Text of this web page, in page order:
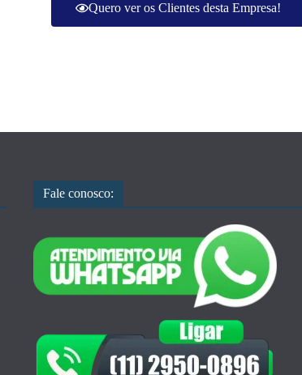
Quero ver os Clientes desta Empresa!
Fale conosco: